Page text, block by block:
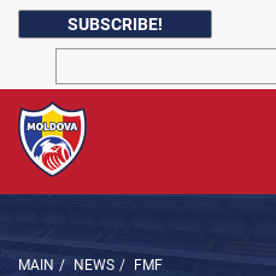
SUBSCRIBE!
MAIN / NEWS / FMF